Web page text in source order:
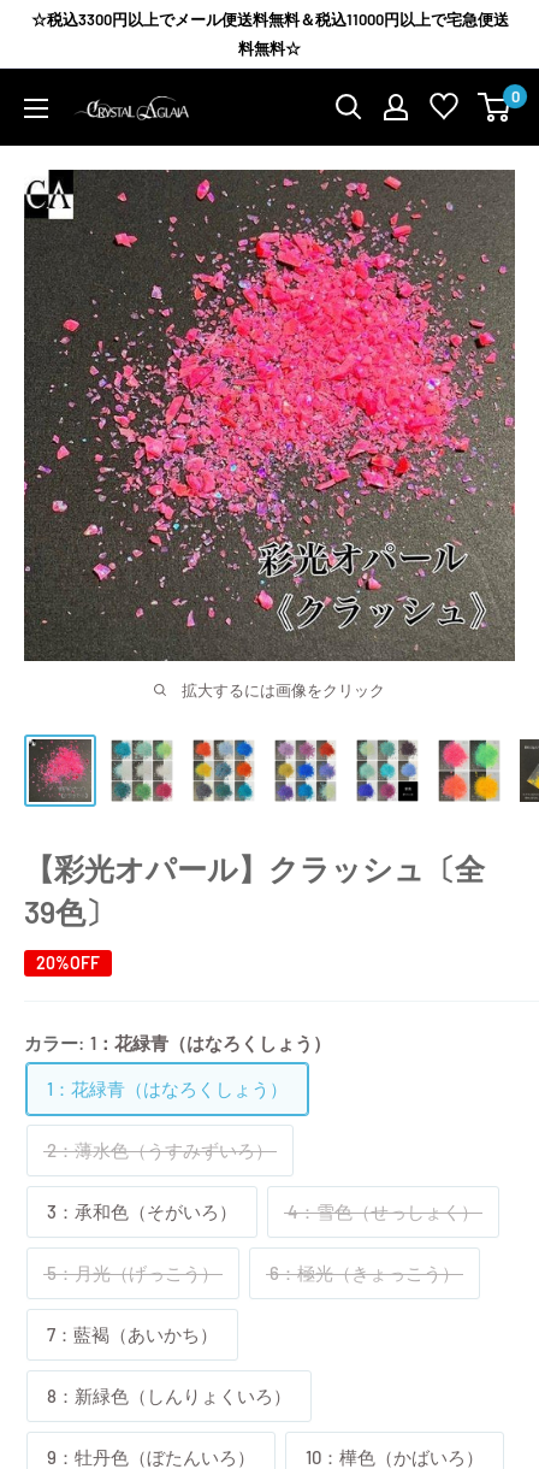
ツ
☆税込3300円以上でメール便送料無料＆税込11000円以上で宅急便送
料無料☆
Agrize
0
拡大するには画像をクリック
【彩光オパール】クラッシュ〔全
39色〕
20%OFF
カラー: 1：花緑青（はなろくしょう）
1：花緑青（はなろくしょう）
2：薄水色（うすみずいろ）
3：承和色（そがいろ） 4：雪色（せっしょく）
5：月光（げっこう） 6：極光（きょっこう）
7：藍褐（あいかち）
8：新緑色（しんりょくいろ）
9：牡丹色（ぼたんいろ） 10：樺色（かばいろ）